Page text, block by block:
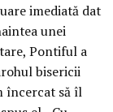
imediată dat
unei
Pontiful a
bisericii
încercat să îl